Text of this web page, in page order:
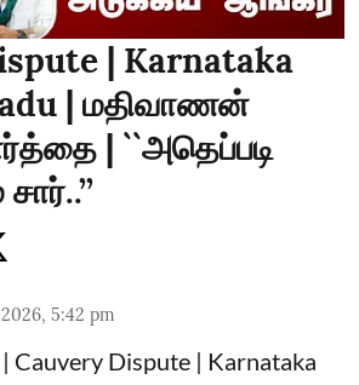
| Karnataka
| மதிவாணன்
| ``அதெப்படி
5:42 pm
Cauvery Dispute | Karnataka